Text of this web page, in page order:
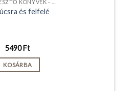
és felfelé
5490Ft
KOSÁRBA